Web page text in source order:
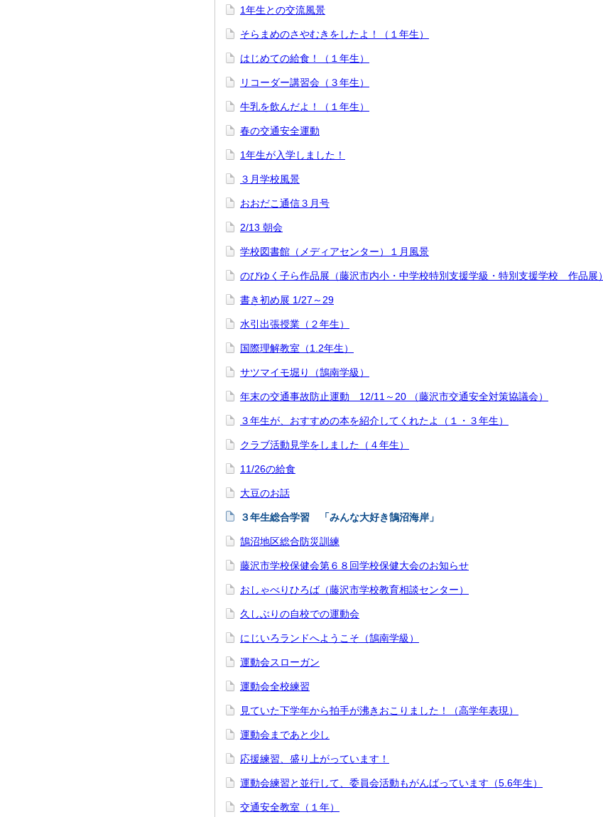
1年生との交流風景
そらまめのさやむきをしたよ！（１年生）
はじめての給食！（１年生）
リコーダー講習会（３年生）
牛乳を飲んだよ！（１年生）
春の交通安全運動
1年生が入学しました！
３月学校風景
おおだこ通信３月号
2/13 朝会
学校図書館（メディアセンター）１月風景
のびゆく子ら作品展（藤沢市内小・中学校特別支援学級・特別支援学校 作品展）
書き初め展 1/27～29
水引出張授業（２年生）
国際理解教室（1.2年生）
サツマイモ堀り（鵠南学級）
年末の交通事故防止運動 12/11～20 （藤沢市交通安全対策協議会）
３年生が、おすすめの本を紹介してくれたよ（１・３年生）
クラブ活動見学をしました（４年生）
11/26の給食
大豆のお話
３年生総合学習 「みんな大好き鵠沼海岸」
鵠沼地区総合防災訓練
藤沢市学校保健会第６８回学校保健大会のお知らせ
おしゃべりひろば（藤沢市学校教育相談センター）
久しぶりの自校での運動会
にじいろランドへようこそ（鵠南学級）
運動会スローガン
運動会全校練習
見ていた下学年から拍手が沸きおこりました！（高学年表現）
運動会まであと少し
応援練習、盛り上がっています！
運動会練習と並行して、委員会活動もがんばっています（5.6年生）
交通安全教室（１年）